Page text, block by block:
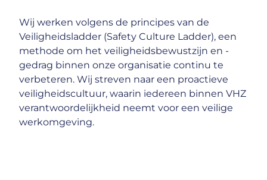
Wij werken volgens de principes van de
Veiligheidsladder (Safety Culture Ladder), een
methode om het veiligheidsbewustzijn en -
gedrag binnen onze organisatie continu te
verbeteren. Wij streven naar een proactieve
veiligheidscultuur, waarin iedereen binnen VHZ
verantwoordelijkheid neemt voor een veilige
werkomgeving.